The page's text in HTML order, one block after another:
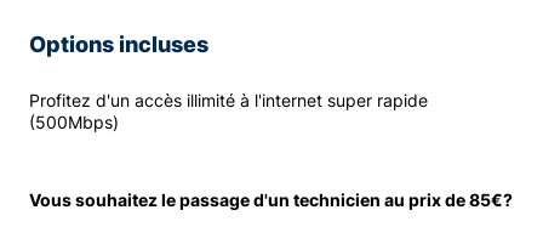
Options incluses
Profitez d'un accès illimité à l'internet super rapide
(500Mbps)
Vous souhaitez le passage d'un technicien au prix de 85€?